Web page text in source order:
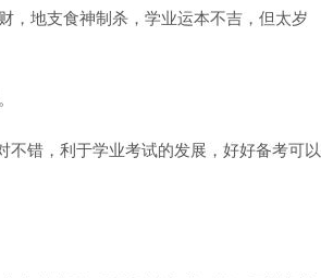
，地支食神制杀，学业运本不吉，但太岁
错，利于学业考试的发展，好好备考可以